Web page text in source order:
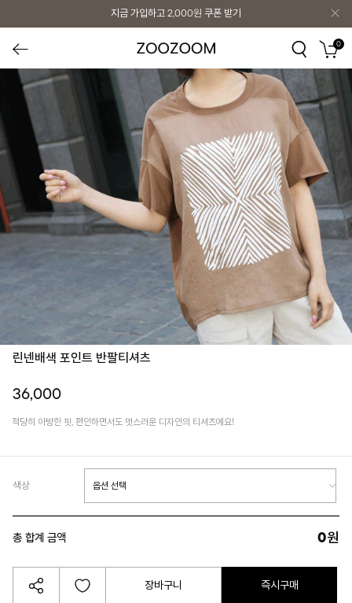
지금 가입하고 2,000원 쿠폰 받기
0
린넨배색 포인트 반팔티셔츠
36,000
적당히 아방한 핏, 편안하면서도 멋스러운 디자인의 티셔츠에요!
색상
총 합계 금액 0원
장바구니 즉시구매